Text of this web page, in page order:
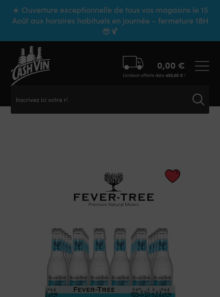
☀️ Ouverture exceptionnelle de tous vos magasins le 15
Août aux horaires habituels en journée – fermeture 18H
😎🍹
Inscrivez ici votre rec
0,00 €
Livraison offerte dans450,00 €!
Panneau de gestion des cookies